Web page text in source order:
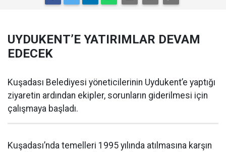
UYDUKENT’E YATIRIMLAR DEVAM
EDECEK
Kuşadası Belediyesi yöneticilerinin Uydukent’e yaptığı
ziyaretin ardından ekipler, sorunların giderilmesi için
çalışmaya başladı.
Kuşadası’nda temelleri 1995 yılında atılmasına karşın